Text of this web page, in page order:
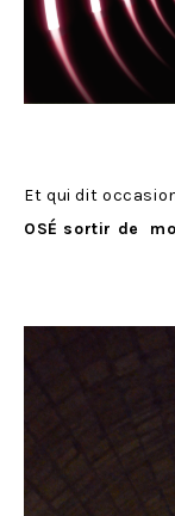
Et qui dit
OSÉ sortir de